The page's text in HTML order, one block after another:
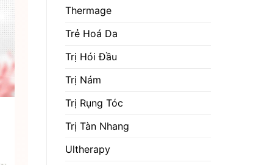
Thermage
Trẻ Hoá Da
Trị Hói Đầu
Trị Nám
Trị Rụng Tóc
Trị Tàn Nhang
Ultherapy